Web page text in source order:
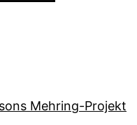
Mehring-Projekt